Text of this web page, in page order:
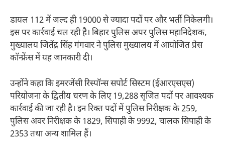
डायल 112 में जल्द ही 19000 से ज्यादा पदों पर और भर्ती निकेलगी।
इस पर कार्रवाई चल रही है। बिहार पुलिस अपर पुलिस महानिदेशक,
मुख्यालय जितेंद्र सिंह गंगवार ने पुलिस मुख्यालय में आयोजित प्रेस
कॉन्फ्रेंस में यह जानकारी दी।
उन्होंने कहा कि इमरजेंसी रिस्पॉन्स सपोर्ट सिस्टम (ईआरएसएस)
परियोजना के द्वितीय चरण के लिए 19,288 सृजित पदों पर आवश्यक
कार्रवाई की जा रही है। इन रिक्त पदों में पुलिस निरीक्षक के 259,
पुलिस अवर निरीक्षक के 1829, सिपाही के 9992, चालक सिपाही के
2353 तथा अन्य शामिल हैं।